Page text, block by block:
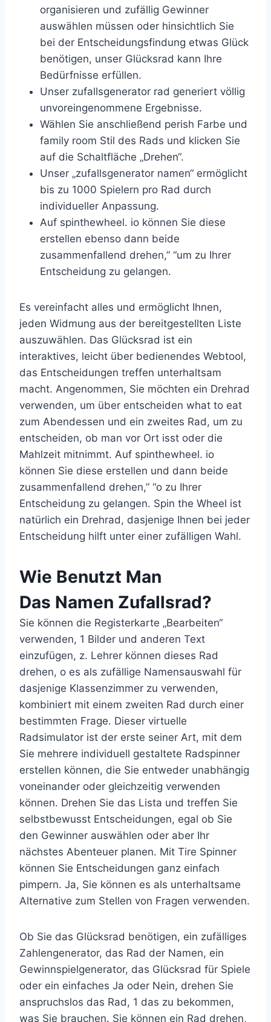
organisieren und zufällig Gewinner
auswählen müssen oder hinsichtlich Sie
bei der Entscheidungsfindung etwas Glück
benötigen, unser Glücksrad kann Ihre
Bedürfnisse erfüllen.
Unser zufallsgenerator rad generiert völlig
unvoreingenommene Ergebnisse.
Wählen Sie anschließend perish Farbe und
family room Stil des Rads und klicken Sie
auf die Schaltfläche „Drehen“.
Unser „zufallsgenerator namen“ ermöglicht
bis zu 1000 Spielern pro Rad durch
individueller Anpassung.
Auf spinthewheel. io können Sie diese
erstellen ebenso dann beide
zusammenfallend drehen,” “um zu Ihrer
Entscheidung zu gelangen.
Es vereinfacht alles und ermöglicht Ihnen,
jeden Widmung aus der bereitgestellten Liste
auszuwählen. Das Glücksrad ist ein
interaktives, leicht über bedienendes Webtool,
das Entscheidungen treffen unterhaltsam
macht. Angenommen, Sie möchten ein Drehrad
verwenden, um über entscheiden what to eat
zum Abendessen und ein zweites Rad, um zu
entscheiden, ob man vor Ort isst oder die
Mahlzeit mitnimmt. Auf spinthewheel. io
können Sie diese erstellen und dann beide
zusammenfallend drehen,” “o zu Ihrer
Entscheidung zu gelangen. Spin the Wheel ist
natürlich ein Drehrad, dasjenige Ihnen bei jeder
Entscheidung hilft unter einer zufälligen Wahl.
Wie Benutzt Man
Das Namen Zufallsrad?
Sie können die Registerkarte „Bearbeiten“
verwenden, 1 Bilder und anderen Text
einzufügen, z. Lehrer können dieses Rad
drehen, o es als zufällige Namensauswahl für
dasjenige Klassenzimmer zu verwenden,
kombiniert mit einem zweiten Rad durch einer
bestimmten Frage. Dieser virtuelle
Radsimulator ist der erste seiner Art, mit dem
Sie mehrere individuell gestaltete Radspinner
erstellen können, die Sie entweder unabhängig
voneinander oder gleichzeitig verwenden
können. Drehen Sie das Lista und treffen Sie
selbstbewusst Entscheidungen, egal ob Sie
den Gewinner auswählen oder aber Ihr
nächstes Abenteuer planen. Mit Tire Spinner
können Sie Entscheidungen ganz einfach
pimpern. Ja, Sie können es als unterhaltsame
Alternative zum Stellen von Fragen verwenden.
Ob Sie das Glücksrad benötigen, ein zufälliges
Zahlengenerator, das Rad der Namen, ein
Gewinnspielgenerator, das Glücksrad für Spiele
oder ein einfaches Ja oder Nein, drehen Sie
anspruchslos das Rad, 1 das zu bekommen,
was Sie brauchen. Sie können ein Rad drehen,